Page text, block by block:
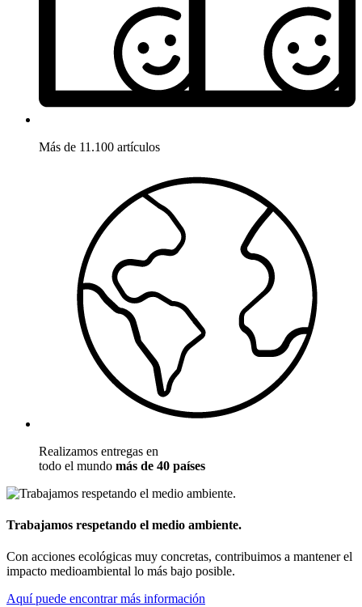
Más de 11.100 artículos
Realizamos entregas en
todo el mundo más de 40 países
Trabajamos respetando el medio ambiente.
Con acciones ecológicas muy concretas, contribuimos a mantener el
impacto medioambiental lo más bajo posible.
Aquí puede encontrar más información